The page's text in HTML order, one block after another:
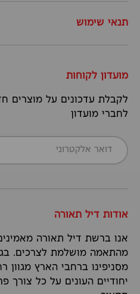
תנאי שימוש
מועדון לקוחות
לקבלת עדכונים על מוצרים
לחברי מועדון
דואר אלקטרוני
אודות דיל תאורה
אנו ברשת דיל תאורה
מהתאמה מושלמת לצרכים.
מסניפינו ברחבי הארץ מגוון
יחודיים העונים על כל צורך